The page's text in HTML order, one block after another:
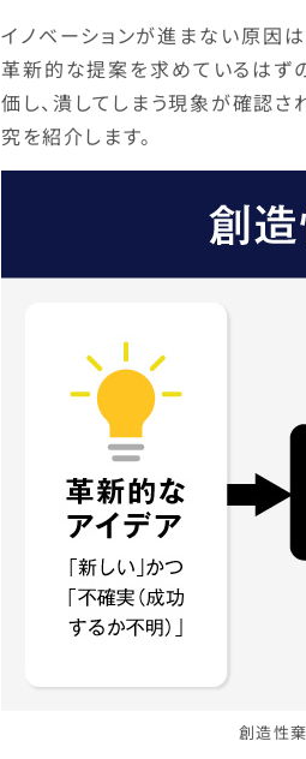
イノベーションが進まない原因は
革新的な提案を求めているはず
価し、潰してしまう現象が確認
究を紹介します。
創造性